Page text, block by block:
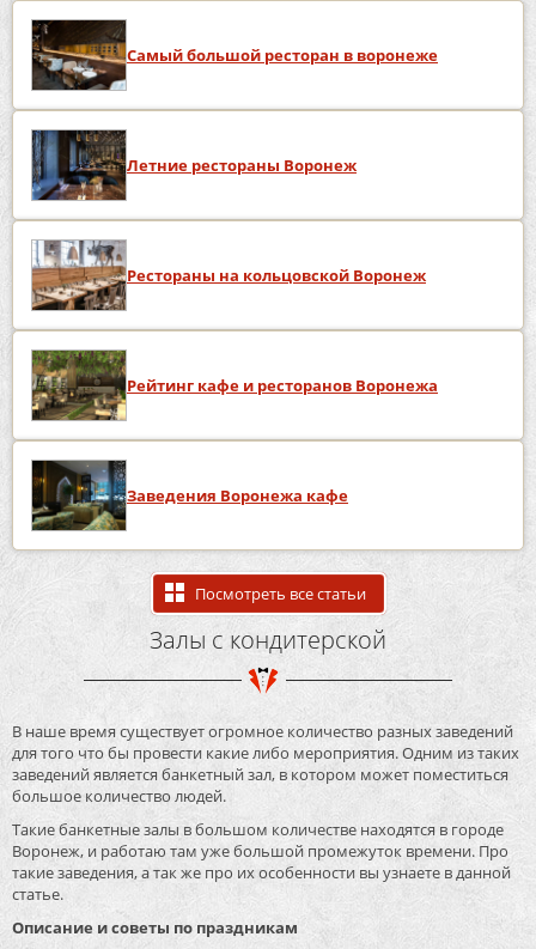
Самый большой ресторан в воронеже
Летние рестораны Воронеж
Рестораны на кольцовской Воронеж
Рейтинг кафе и ресторанов Воронежа
Заведения Воронежа кафе
Посмотреть все статьи
Залы с кондитерской
В наше время существует огромное количество разных заведений
для того что бы провести какие либо мероприятия. Одним из таких
заведений является банкетный зал, в котором может поместиться
большое количество людей.
Такие банкетные залы в большом количестве находятся в городе
Воронеж, и работаю там уже большой промежуток времени. Про
такие заведения, а так же про их особенности вы узнаете в данной
статье.
Описание и советы по праздникам